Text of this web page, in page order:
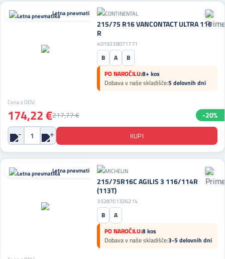
Letna pnevmatika
215/75 R16 VANCONTACT ULTRA 116
R
4019238071771
B A
B
PO NAROČILU:8+ kos
Dobava v naše skladišče:5 delovnih dni
Cena z DDV:
174,22 €217,77 € -20%
Letna pnevmatika
215/75R16C AGILIS 3 116/114R
(113T)
3528701326214
B
A
PO NAROČILU:8 kos
Dobava v naše skladišče:3-5 delovnih dni